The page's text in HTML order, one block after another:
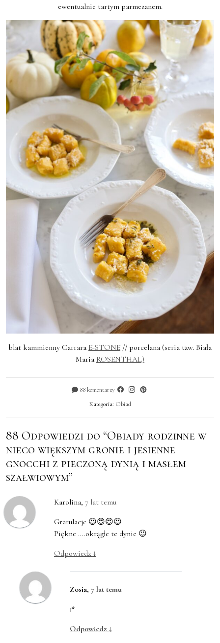
ewentualnie tartym parmezanem.
blat kammienny Carrara E-STONE // porcelana (seria tzw. Biała
Maria ROSENTHAL)
88 komentarzy
Kategoria: Obiad
88 Odpowiedzi do “Obiady rodzinne w
nieco większym gronie i jesienne
gnocchi z pieczoną dynią i masłem
szałwiowym”
Karolina, 7 lat temu
Gratulacje 😍😍😍😍
Piękne ….okrągłe te dynie 😉
Odpowiedz ↓
Zosia, 7 lat temu
:*
Odpowiedz ↓